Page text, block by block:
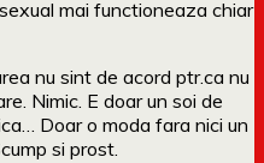
mai functioneaza chiar
nu sint de acord ptr.ca nu
Nimic. E doar un soi de
Doar o moda fara nici un
si prost.